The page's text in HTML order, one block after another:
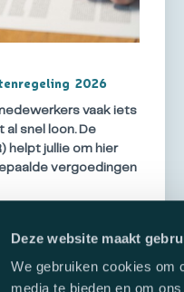
Deze website maakt
We gebruiken cookies om
media te bieden en om
2026
vaak iets
al snel loon. De
helpt jullie om hier
vergoedingen